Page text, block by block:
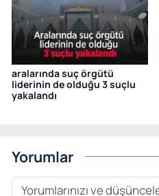
aralarında suç örgütü
liderinin de olduğu 3 suçlu
yakalandı
Yorumlar